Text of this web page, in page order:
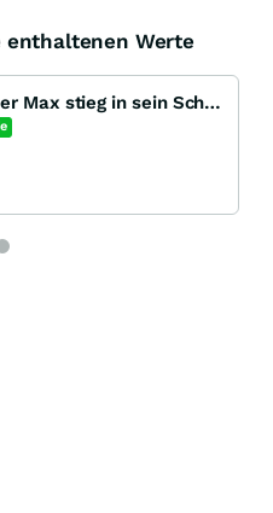
enthaltenen Werte
M.A.X. Automation AG // Aber Max stieg in sein Schiff und winkte zum Abschied. Und er segelte zurück